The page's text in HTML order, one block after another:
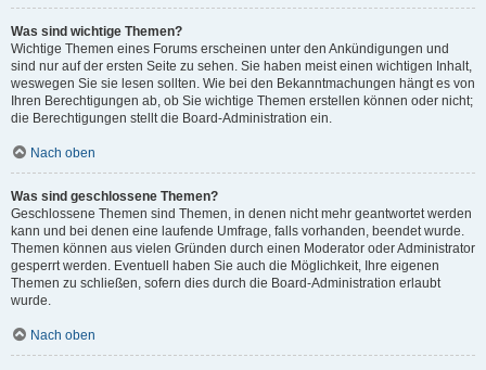
Was sind wichtige Themen?
Wichtige Themen eines Forums erscheinen unter den Ankündigungen und
sind nur auf der ersten Seite zu sehen. Sie haben meist einen wichtigen Inhalt,
weswegen Sie sie lesen sollten. Wie bei den Bekanntmachungen hängt es von
Ihren Berechtigungen ab, ob Sie wichtige Themen erstellen können oder nicht;
die Berechtigungen stellt die Board-Administration ein.
Nach oben
Was sind geschlossene Themen?
Geschlossene Themen sind Themen, in denen nicht mehr geantwortet werden
kann und bei denen eine laufende Umfrage, falls vorhanden, beendet wurde.
Themen können aus vielen Gründen durch einen Moderator oder Administrator
gesperrt werden. Eventuell haben Sie auch die Möglichkeit, Ihre eigenen
Themen zu schließen, sofern dies durch die Board-Administration erlaubt
wurde.
Nach oben